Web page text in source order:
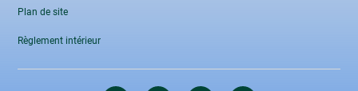
Plan de site
Règlement intérieur